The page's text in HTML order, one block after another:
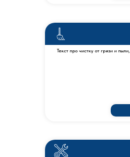
Текст про чистку от грязи и